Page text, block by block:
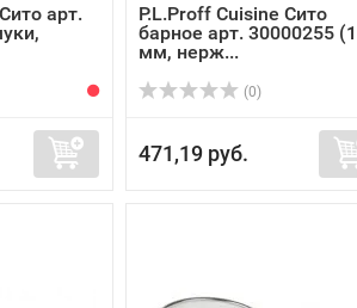
арт.
P.L.Proff Cuisine Сито
барное арт. 30000255
мм, нерж...
(0)
471,19 руб.